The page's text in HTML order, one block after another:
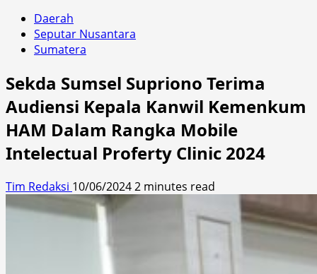
Daerah
Seputar Nusantara
Sumatera
Sekda Sumsel Supriono Terima
Audiensi Kepala Kanwil Kemenkum
HAM Dalam Rangka Mobile
Intelectual Proferty Clinic 2024
Tim Redaksi 10/06/20242 minutes read